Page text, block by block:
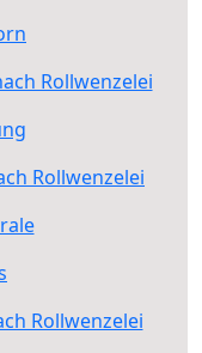
Rollwenzelei
Rollwenzelei
Rollwenzelei